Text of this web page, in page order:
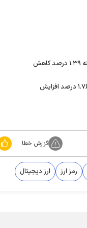
گزارش خطا
رمز ارز ارز دیجیتال